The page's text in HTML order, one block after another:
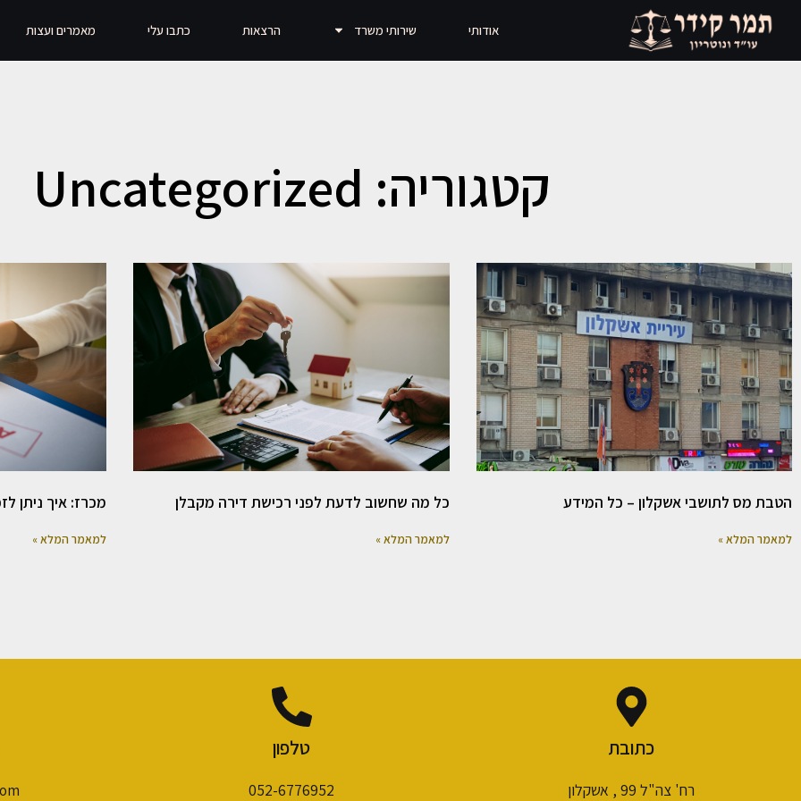
אודותי שירותי משרד הרצאות כתבו עלי מאמרים ועצות
קטגוריה: Uncategorized
הטבת מס לתושבי אשקלון – כל המידע
למאמר המלא »
כל מה שחשוב לדעת לפני רכישת דירה מקבלן
למאמר המלא »
מכרז: איך ניתן
למאמר המלא »
כתובת
רח' צה"ל 99 , אשקלון
טלפון
052-6776952